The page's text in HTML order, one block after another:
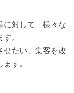
に対して、様々な
。
せたい、集客を改
す。